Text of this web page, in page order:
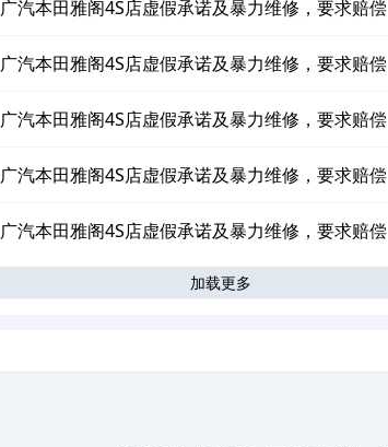
广汽本田雅阁4S店虚假承诺及暴力维修，要求赔偿
广汽本田雅阁4S店虚假承诺及暴力维修，要求赔偿
广汽本田雅阁4S店虚假承诺及暴力维修，要求赔偿
广汽本田雅阁4S店虚假承诺及暴力维修，要求赔偿
广汽本田雅阁4S店虚假承诺及暴力维修，要求赔偿
加载更多